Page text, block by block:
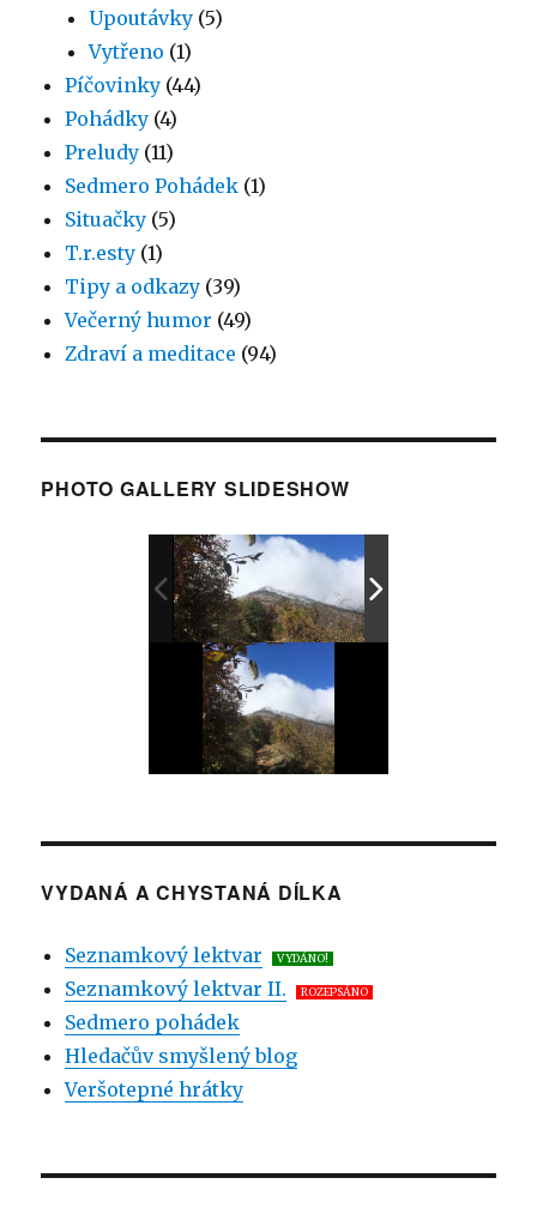
Upoutávky (5)
Vytřeno (1)
Píčovinky (44)
Pohádky (4)
Preludy (11)
Sedmero Pohádek (1)
Situačky (5)
T.r.esty (1)
Tipy a odkazy (39)
Večerný humor (49)
Zdraví a meditace (94)
PHOTO GALLERY SLIDESHOW
VYDANÁ A CHYSTANÁ DÍLKA
Seznamkový lektvar VYDÁNO!
Seznamkový lektvar II. ROZEPSÁNO
Sedmero pohádek
Hledačův smyšlený blog
Veršotepné hrátky